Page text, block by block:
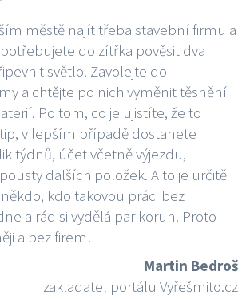
městě najít třeba stavební firmu a
do zítřka pověsit dva
světlo. Zavolejte do
a chtějte po nich vyměnit těsnění
Po tom, co je ujistíte, že to
v lepším případě dostanete
týdnů, účet včetně výjezdu,
dalších položek. A to je určitě
kdo takovou práci bez
a rád si vydělá par korun. Proto
a bez firem!
Martin Bedroš
zakladatel portálu Vyřešmito.cz